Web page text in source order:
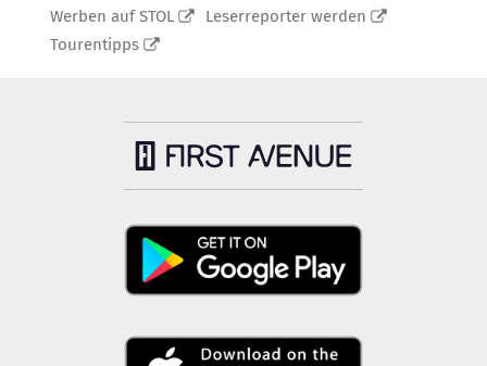
Werben auf STOL
Leserreporter werden
Tourentipps